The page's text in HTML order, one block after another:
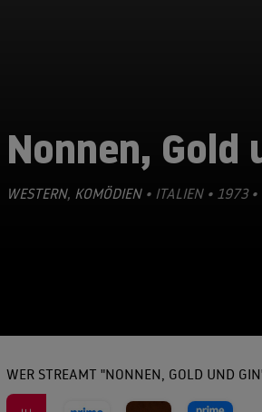
Nonnen, Gold
WESTERN, KOMÖDIEN• ITALIEN • 1973
WER STREAMT "NONNEN, GOLD UND